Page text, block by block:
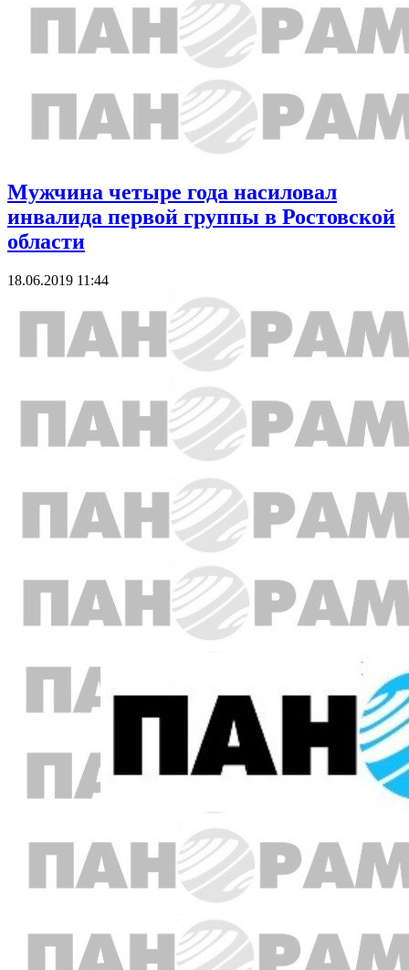
Мужчина четыре года насиловал
инвалида первой группы в Ростовской
области
18.06.2019 11:44